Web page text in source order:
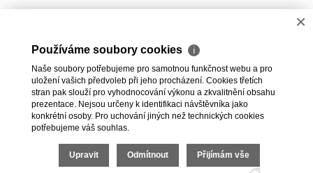
2026 © Jan Tichý, všechna práva vyhrazena |
Povinně zveřejňované informace|Povinná dokumentace
×
Používáme soubory cookies ℹ
Naše soubory potřebujeme pro samotnou funkčnost webu a pro
uložení vašich předvoleb při jeho procházení. Cookies třetích
stran pak slouží pro vyhodnocování výkonu a zkvalitnění obsahu
prezentace. Nejsou určeny k identifikaci návštěvníka jako
konkrétní osoby. Pro uchování jiných než technických cookies
potřebujeme váš souhlas.
Upravit Odmítnout Přijímám vše